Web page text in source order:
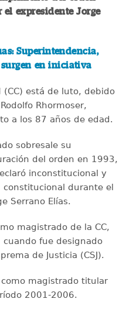
expresidente Jorge
Superintendencia,
en iniciativa
(CC) está de luto, debido
Rhormoser,
a los 87 años de edad.
sobresale su
del orden en 1993,
inconstitucional y
durante el
Serrano Elías.
magistrado de la CC,
fue designado
de Justicia (CSJ).
magistrado titular
2001-2006.